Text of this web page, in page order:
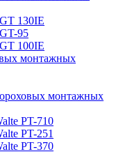
130IE
95
100IE
монтажных
монтажных
PT-710
PT-251
PT-370